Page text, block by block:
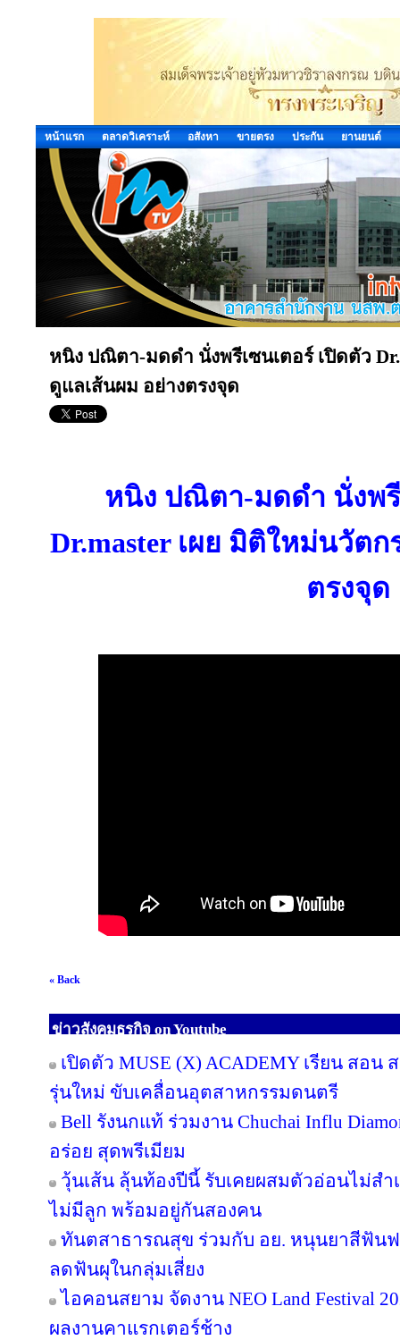
หน้าแรก ตลาดวิเคราะห์ อสังหา ขายตรง ประกัน ยานยนต์
หนิง ปณิตา-มดดำ นั่งพรีเซนเตอร์ เปิดตัว
ดูแลเส้นผม อย่างตรงจุด
หนิง ปณิตา-มดดำ นั่งพรี
Dr.master เผย มิติใหม่นวัต
ตรงจุด
« Back
ข่าวสังคมธุรกิจ on Youtube
เปิดตัว MUSE (X) ACADEMY เรียน สอ
รุ่นใหม่ ขับเคลื่อนอุตสาหกรรมดนตรี
Bell รังนกแท้ ร่วมงาน Chuchai Influ
อร่อย สุดพรีเมียม
วุ้นเส้น ลุ้นท้องปีนี้ รับเคยผสมตัวอ่อนไม่สำ
ไม่มีลูก พร้อมอยู่กันสองคน
ทันตสาธารณสุข ร่วมกับ อย. หนุนยาสีฟันฟ
ลดฟันผุในกลุ่มเสี่ยง
ไอคอนสยาม จัดงาน NEO Land Festival
ผลงานคาแรกเตอร์ช้าง